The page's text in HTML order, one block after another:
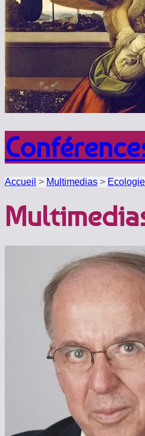
Accueil > Multimedias > Ecologie